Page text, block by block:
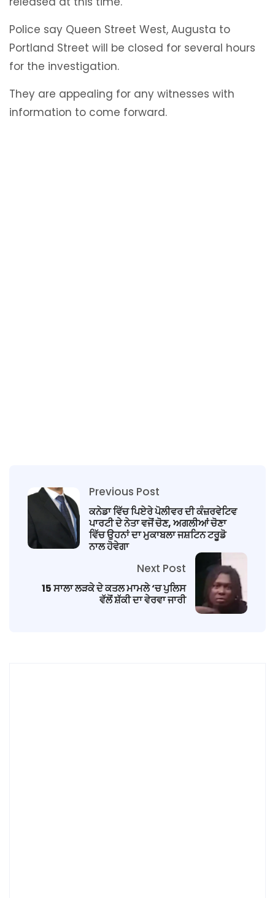
Police say Queen Street West, Augusta to
Portland Street will be closed for several hours
for the investigation.
They are appealing for any witnesses with
information to come forward.
Previous Post
ਕਨੇਡਾ ਵਿੱਚ ਪਿਏਰੇ ਪੋਲੀਵਰ ਦੀ ਕੰਜ਼ਰਵੇਟਿਵ
ਪਾਰਟੀ ਦੇ ਨੇਤਾ ਵਜੋਂ ਚੋਣ, ਅਗਲੀਆਂ ਚੋਣਾ
ਵਿੱਚ ਉਹਨਾਂ ਦਾ ਮੁਕਾਬਲਾ ਜਸ਼ਟਿਨ ਟਰੂਡੋ
ਨਾਲ ਹੋਵੇਗਾ
Next Post
15 ਸਾਲਾ ਲੜਕੇ ਦੇ ਕਤਲ ਮਾਮਲੇ ‘ਚ ਪੁਲਿਸ
ਵੱਲੋਂ ਸ਼ੱਕੀ ਦਾ ਵੇਰਵਾ ਜਾਰੀ